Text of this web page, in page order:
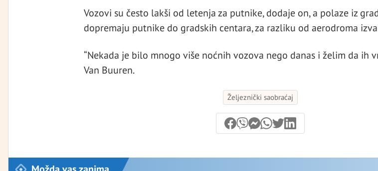
Vozovi su često lakši od letenja za putnike, dodaje on, a polaze iz
dopremaju putnike do gradskih centara, za razliku od aerodroma
“Nekada je bilo mnogo više noćnih vozova nego danas i želim da ih
Van Buuren.
Željeznički saobraćaj